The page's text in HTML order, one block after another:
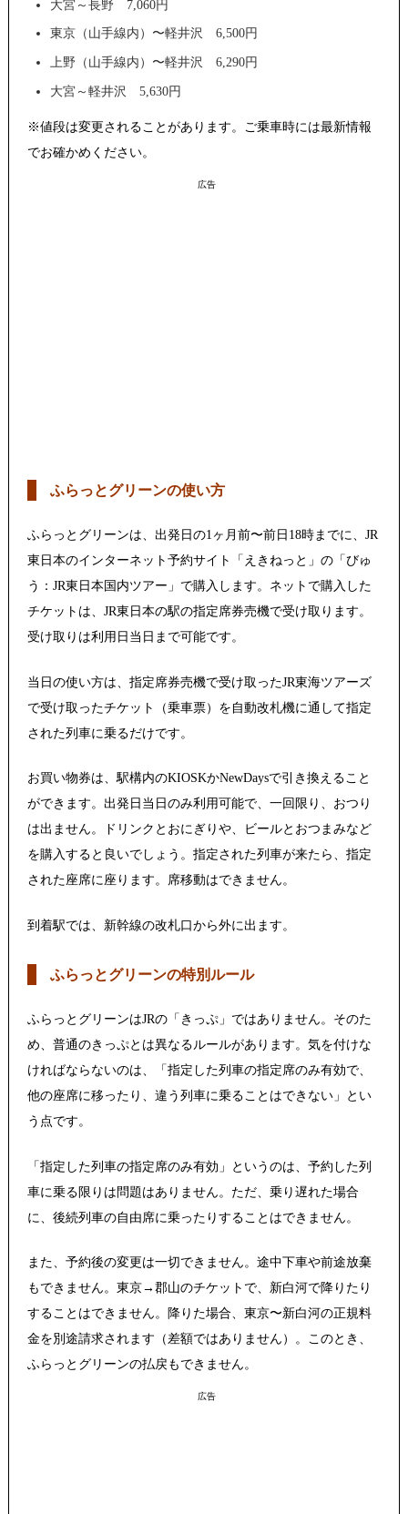
大宮～長野 7,060円
東京（山手線内）〜軽井沢 6,500円
上野（山手線内）〜軽井沢 6,290円
大宮～軽井沢 5,630円
※値段は変更されることがあります。ご乗車時には最新情報
でお確かめください。
広告
ふらっとグリーンの使い方
ふらっとグリーンは、出発日の1ヶ月前〜前日18時までに、JR
東日本のインターネット予約サイト「えきねっと」の「びゅ
う：JR東日本国内ツアー」で購入します。ネットで購入した
チケットは、JR東日本の駅の指定席券売機で受け取ります。
受け取りは利用日当日まで可能です。
当日の使い方は、指定席券売機で受け取ったJR東海ツアーズ
で受け取ったチケット（乗車票）を自動改札機に通して指定
された列車に乗るだけです。
お買い物券は、駅構内のKIOSKかNewDaysで引き換えること
ができます。出発日当日のみ利用可能で、一回限り、おつり
は出ません。ドリンクとおにぎりや、ビールとおつまみなど
を購入すると良いでしょう。指定された列車が来たら、指定
された座席に座ります。席移動はできません。
到着駅では、新幹線の改札口から外に出ます。
ふらっとグリーンの特別ルール
ふらっとグリーンはJRの「きっぷ」ではありません。そのた
め、普通のきっぷとは異なるルールがあります。気を付けな
ければならないのは、「指定した列車の指定席のみ有効で、
他の座席に移ったり、違う列車に乗ることはできない」とい
う点です。
「指定した列車の指定席のみ有効」というのは、予約した列
車に乗る限りは問題はありません。ただ、乗り遅れた場合
に、後続列車の自由席に乗ったりすることはできません。
また、予約後の変更は一切できません。途中下車や前途放棄
もできません。東京→郡山のチケットで、新白河で降りたり
することはできません。降りた場合、東京〜新白河の正規料
金を別途請求されます（差額ではありません）。このとき、
ふらっとグリーンの払戻もできません。
広告